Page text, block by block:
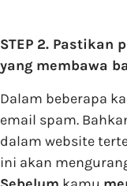
STEP 2. Pastikan
yang membawa
Dalam beberapa
email spam.
dalam website
ini akan